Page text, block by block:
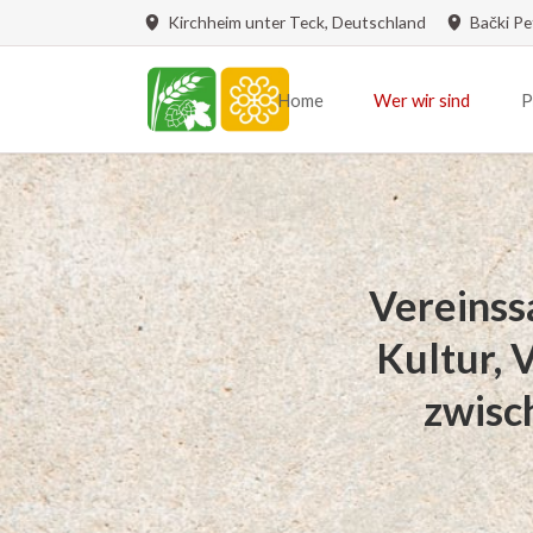
Kirchheim unter Teck, Deutschland Bački
Home Wer wir sind
Grußwort
Vereinsgründung
Vereinsvorstand
Vereinsstruktur
Renovierung Bulkeser Kirche
Kultur,